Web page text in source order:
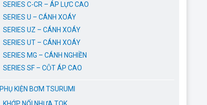
SERIES C-CR – ÁP LỰC CAO
SERIES U – CÁNH XOÁY
SERIES UZ – CÁNH XOÁY
SERIES UT – CÁNH XOÁY
SERIES MG – CÁNH NGHIỀN
SERIES SF – CỘT ÁP CAO
PHỤ KIỆN BƠM TSURUMI